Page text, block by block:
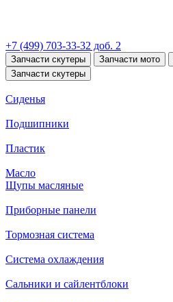
+7 (499) 703-33-32 доб. 2
Запчасти скутеры Запчасти мото
Запчасти скутеры
Сиденья
Подшипники
Пластик
Масло
Щупы масляные
Приборные панели
Тормозная система
Система охлаждения
Сальники и сайлентблоки